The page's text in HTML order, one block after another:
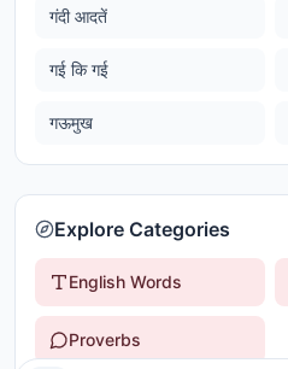
गंदी आदतें
गई कि गई
गऊमुख
Explore Categories
English Words
Proverbs